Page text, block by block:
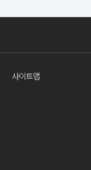
사이트맵